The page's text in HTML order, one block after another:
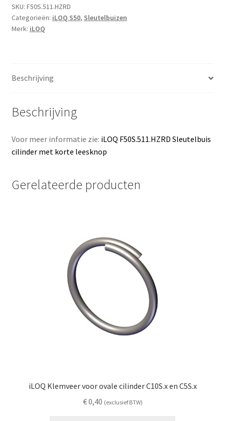
korte
leesknop
voor
zelfsluitend
SKU: F50S.511.HZRD
Categorieën: iLOQ S50, Sleutelbuizen
Merk: iLOQ
Beschrijving
Beschrijving
Voor meer informatie zie: iLOQ F50S.511.HZRD Sleutelbuis
cilinder met korte leesknop
Gerelateerde producten
iLOQ Klemveer voor ovale cilinder C10S.x en C5S.x
€0,40 (exclusief BTW)